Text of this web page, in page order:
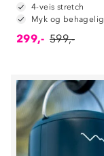
4-veis stretch
Myk og behagelig
299,- 599,-